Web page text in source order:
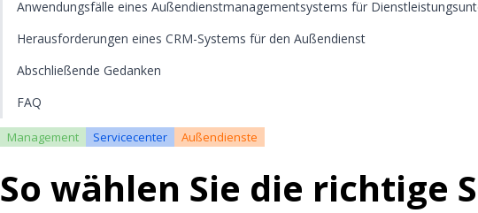
Anwendungsfälle eines Außendienstmanagementsystems für
Herausforderungen eines CRM-Systems für den Außendienst
Abschließende Gedanken
FAQ
Management Servicecenter Außendienste
So wählen Sie die